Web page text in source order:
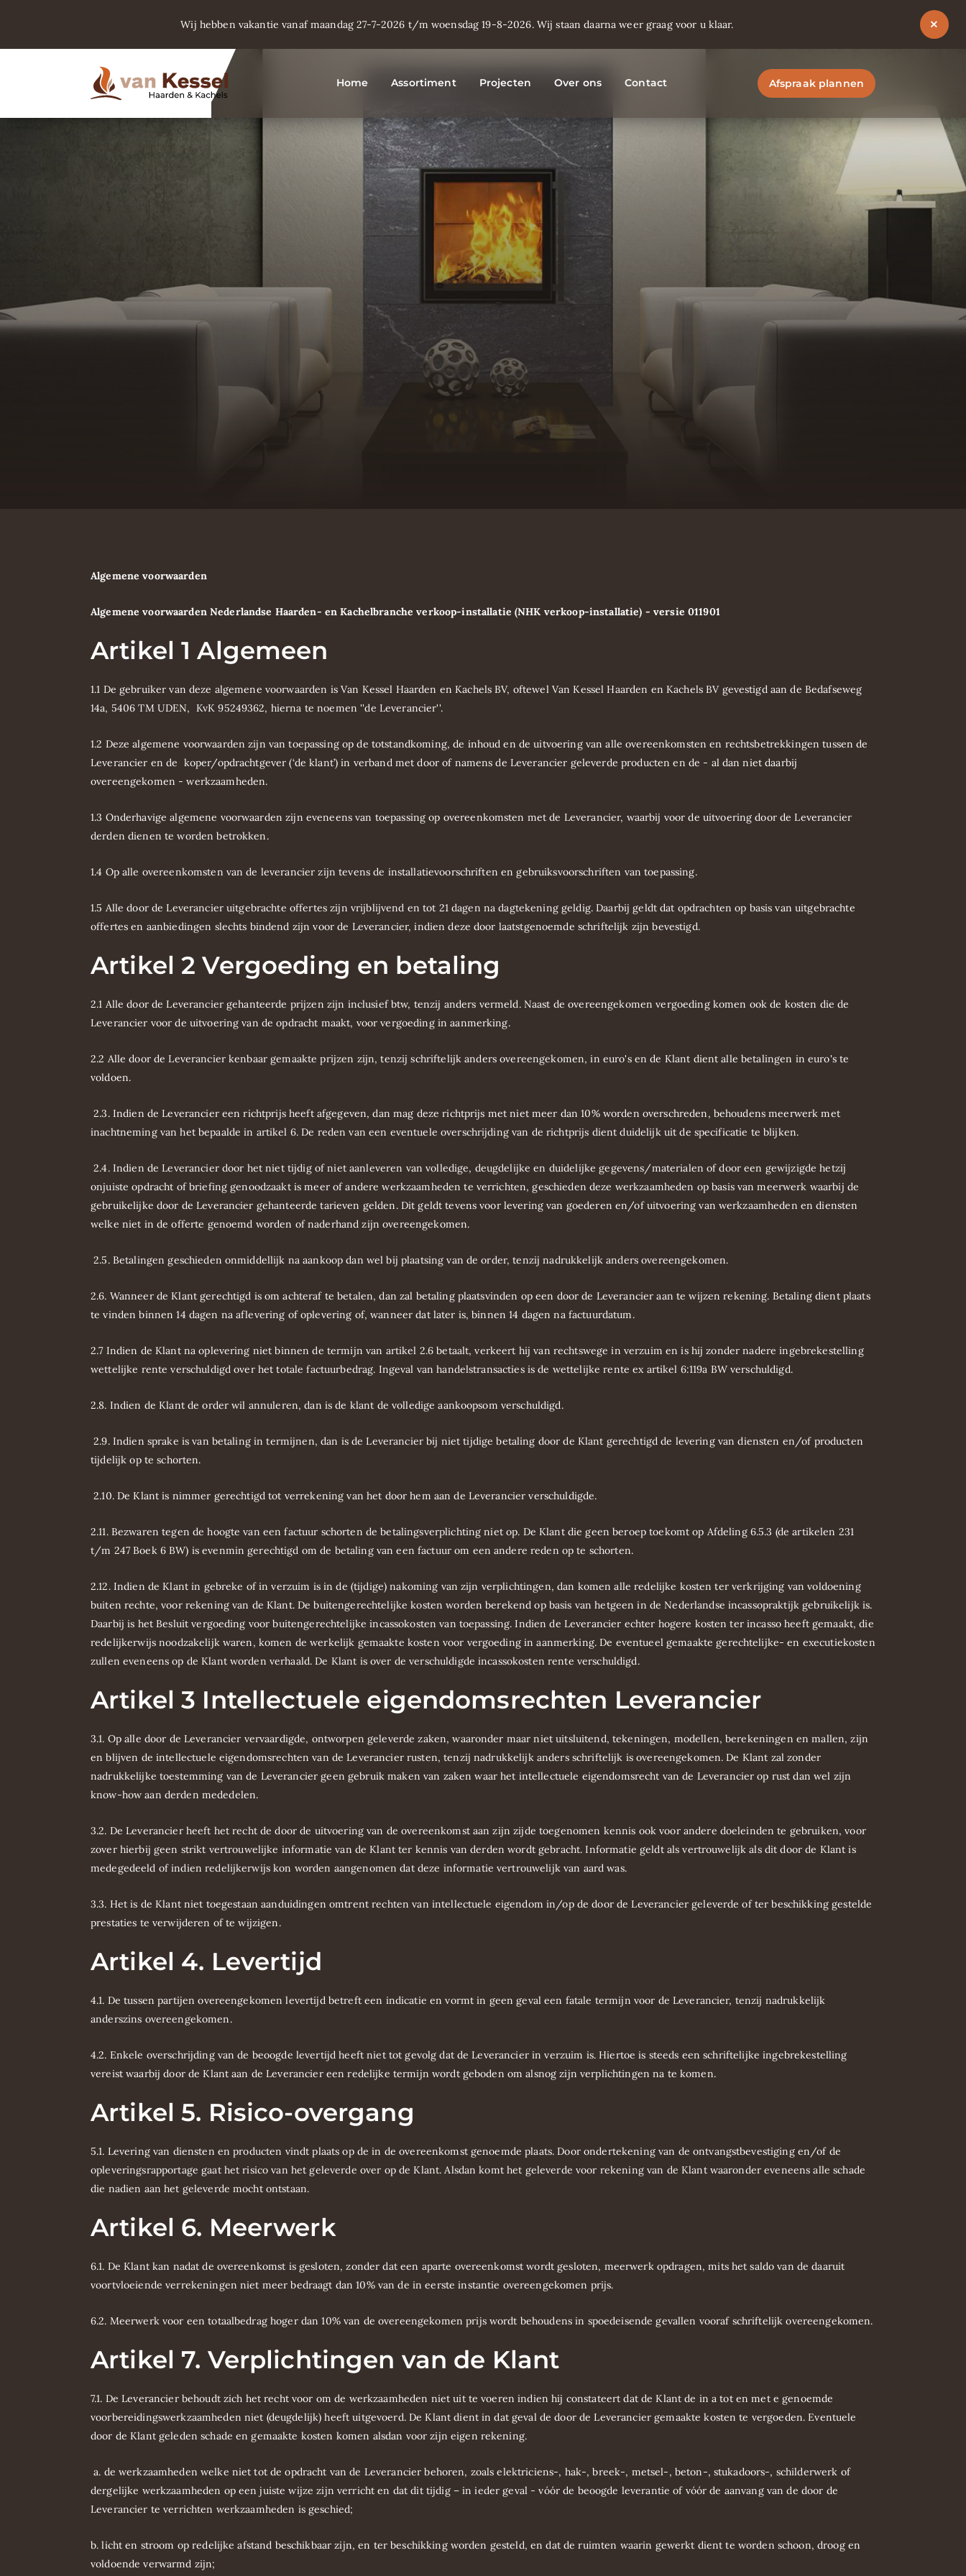
Wij hebben vakantie vanaf maandag 27-7-2026 t/m woensdag 19-8-2026. Wij staan daarna weer graag voor u klaar.
Algemene voorwaarden
Algemene voorwaarden Nederlandse Haarden- en Kachelbranche verkoop-installatie (NHK verkoop-installatie) - versie 011901
Artikel 1 Algemeen
1.1 De gebruiker van deze algemene voorwaarden is Van Kessel Haarden en Kachels BV, oftewel Van Kessel Haarden en Kachels BV gevestigd aan de Bedafseweg
14a, 5406 TM UDEN, KvK 95249362, hierna te noemen ''de Leverancier''.
1.2 Deze algemene voorwaarden zijn van toepassing op de totstandkoming, de inhoud en de uitvoering van alle overeenkomsten en rechtsbetrekkingen tussen de
Leverancier en de koper/opdrachtgever (‘de klant’) in verband met door of namens de Leverancier geleverde producten en de - al dan niet daarbij
overeengekomen - werkzaamheden.
1.3 Onderhavige algemene voorwaarden zijn eveneens van toepassing op overeenkomsten met de Leverancier, waarbij voor de uitvoering door de Leverancier
derden dienen te worden betrokken.
1.4 Op alle overeenkomsten van de leverancier zijn tevens de installatievoorschriften en gebruiksvoorschriften van toepassing.
1.5 Alle door de Leverancier uitgebrachte offertes zijn vrijblijvend en tot 21 dagen na dagtekening geldig. Daarbij geldt dat opdrachten op basis van uitgebrachte
offertes en aanbiedingen slechts bindend zijn voor de Leverancier, indien deze door laatstgenoemde schriftelijk zijn bevestigd.
Artikel 2 Vergoeding en betaling
2.1 Alle door de Leverancier gehanteerde prijzen zijn inclusief btw, tenzij anders vermeld. Naast de overeengekomen vergoeding komen ook de kosten die de
Leverancier voor de uitvoering van de opdracht maakt, voor vergoeding in aanmerking.
2.2 Alle door de Leverancier kenbaar gemaakte prijzen zijn, tenzij schriftelijk anders overeengekomen, in euro's en de Klant dient alle betalingen in euro's te
voldoen.
2.3. Indien de Leverancier een richtprijs heeft afgegeven, dan mag deze richtprijs met niet meer dan 10% worden overschreden, behoudens meerwerk met
inachtneming van het bepaalde in artikel 6. De reden van een eventuele overschrijding van de richtprijs dient duidelijk uit de specificatie te blijken.
2.4. Indien de Leverancier door het niet tijdig of niet aanleveren van volledige, deugdelijke en duidelijke gegevens/materialen of door een gewijzigde hetzij
onjuiste opdracht of briefing genoodzaakt is meer of andere werkzaamheden te verrichten, geschieden deze werkzaamheden op basis van meerwerk waarbij de
gebruikelijke door de Leverancier gehanteerde tarieven gelden. Dit geldt tevens voor levering van goederen en/of uitvoering van werkzaamheden en diensten
welke niet in de offerte genoemd worden of naderhand zijn overeengekomen.
2.5. Betalingen geschieden onmiddellijk na aankoop dan wel bij plaatsing van de order, tenzij nadrukkelijk anders overeengekomen.
2.6. Wanneer de Klant gerechtigd is om achteraf te betalen, dan zal betaling plaatsvinden op een door de Leverancier aan te wijzen rekening. Betaling dient plaats
te vinden binnen 14 dagen na aflevering of oplevering of, wanneer dat later is, binnen 14 dagen na factuurdatum.
2.7 Indien de Klant na oplevering niet binnen de termijn van artikel 2.6 betaalt, verkeert hij van rechtswege in verzuim en is hij zonder nadere ingebrekestelling
wettelijke rente verschuldigd over het totale factuurbedrag. Ingeval van handelstransacties is de wettelijke rente ex artikel 6:119a BW verschuldigd.
2.8. Indien de Klant de order wil annuleren, dan is de klant de volledige aankoopsom verschuldigd.
2.9. Indien sprake is van betaling in termijnen, dan is de Leverancier bij niet tijdige betaling door de Klant gerechtigd de levering van diensten en/of producten
tijdelijk op te schorten.
2.10. De Klant is nimmer gerechtigd tot verrekening van het door hem aan de Leverancier verschuldigde.
2.11. Bezwaren tegen de hoogte van een factuur schorten de betalingsverplichting niet op. De Klant die geen beroep toekomt op Afdeling 6.5.3 (de artikelen 231
t/m 247 Boek 6 BW) is evenmin gerechtigd om de betaling van een factuur om een andere reden op te schorten.
2.12. Indien de Klant in gebreke of in verzuim is in de (tijdige) nakoming van zijn verplichtingen, dan komen alle redelijke kosten ter verkrijging van voldoening
buiten rechte, voor rekening van de Klant. De buitengerechtelijke kosten worden berekend op basis van hetgeen in de Nederlandse incassopraktijk gebruikelijk is.
Daarbij is het Besluit vergoeding voor buitengerechtelijke incassokosten van toepassing. Indien de Leverancier echter hogere kosten ter incasso heeft gemaakt, die
redelijkerwijs noodzakelijk waren, komen de werkelijk gemaakte kosten voor vergoeding in aanmerking. De eventueel gemaakte gerechtelijke- en executiekosten
zullen eveneens op de Klant worden verhaald. De Klant is over de verschuldigde incassokosten rente verschuldigd.
Artikel 3 Intellectuele eigendomsrechten Leverancier
3.1. Op alle door de Leverancier vervaardigde, ontworpen geleverde zaken, waaronder maar niet uitsluitend, tekeningen, modellen, berekeningen en mallen, zijn
en blijven de intellectuele eigendomsrechten van de Leverancier rusten, tenzij nadrukkelijk anders schriftelijk is overeengekomen. De Klant zal zonder
nadrukkelijke toestemming van de Leverancier geen gebruik maken van zaken waar het intellectuele eigendomsrecht van de Leverancier op rust dan wel zijn
know-how aan derden mededelen.
3.2. De Leverancier heeft het recht de door de uitvoering van de overeenkomst aan zijn zijde toegenomen kennis ook voor andere doeleinden te gebruiken, voor
zover hierbij geen strikt vertrouwelijke informatie van de Klant ter kennis van derden wordt gebracht. Informatie geldt als vertrouwelijk als dit door de Klant is
medegedeeld of indien redelijkerwijs kon worden aangenomen dat deze informatie vertrouwelijk van aard was.
3.3. Het is de Klant niet toegestaan aanduidingen omtrent rechten van intellectuele eigendom in/op de door de Leverancier geleverde of ter beschikking gestelde
prestaties te verwijderen of te wijzigen.
Artikel 4. Levertijd
4.1. De tussen partijen overeengekomen levertijd betreft een indicatie en vormt in geen geval een fatale termijn voor de Leverancier, tenzij nadrukkelijk
anderszins overeengekomen.
4.2. Enkele overschrijding van de beoogde levertijd heeft niet tot gevolg dat de Leverancier in verzuim is. Hiertoe is steeds een schriftelijke ingebrekestelling
vereist waarbij door de Klant aan de Leverancier een redelijke termijn wordt geboden om alsnog zijn verplichtingen na te komen.
Artikel 5. Risico-overgang
5.1. Levering van diensten en producten vindt plaats op de in de overeenkomst genoemde plaats. Door ondertekening van de ontvangstbevestiging en/of de
opleveringsrapportage gaat het risico van het geleverde over op de Klant. Alsdan komt het geleverde voor rekening van de Klant waaronder eveneens alle schade
die nadien aan het geleverde mocht ontstaan.
Artikel 6. Meerwerk
6.1. De Klant kan nadat de overeenkomst is gesloten, zonder dat een aparte overeenkomst wordt gesloten, meerwerk opdragen, mits het saldo van de daaruit
voortvloeiende verrekeningen niet meer bedraagt dan 10% van de in eerste instantie overeengekomen prijs.
6.2. Meerwerk voor een totaalbedrag hoger dan 10% van de overeengekomen prijs wordt behoudens in spoedeisende gevallen vooraf schriftelijk overeengekomen.
Artikel 7. Verplichtingen van de Klant
7.1. De Leverancier behoudt zich het recht voor om de werkzaamheden niet uit te voeren indien hij constateert dat de Klant de in a tot en met e genoemde
voorbereidingswerkzaamheden niet (deugdelijk) heeft uitgevoerd. De Klant dient in dat geval de door de Leverancier gemaakte kosten te vergoeden. Eventuele
door de Klant geleden schade en gemaakte kosten komen alsdan voor zijn eigen rekening.
a. de werkzaamheden welke niet tot de opdracht van de Leverancier behoren, zoals elektriciens-, hak-, breek-, metsel-, beton-, stukadoors-, schilderwerk of
dergelijke werkzaamheden op een juiste wijze zijn verricht en dat dit tijdig – in ieder geval - vóór de beoogde leverantie of vóór de aanvang van de door de
Leverancier te verrichten werkzaamheden is geschied;
b. licht en stroom op redelijke afstand beschikbaar zijn, en ter beschikking worden gesteld, en dat de ruimten waarin gewerkt dient te worden schoon, droog en
voldoende verwarmd zijn;
Home Assortiment Projecten Over ons Contact Afspraak plannen